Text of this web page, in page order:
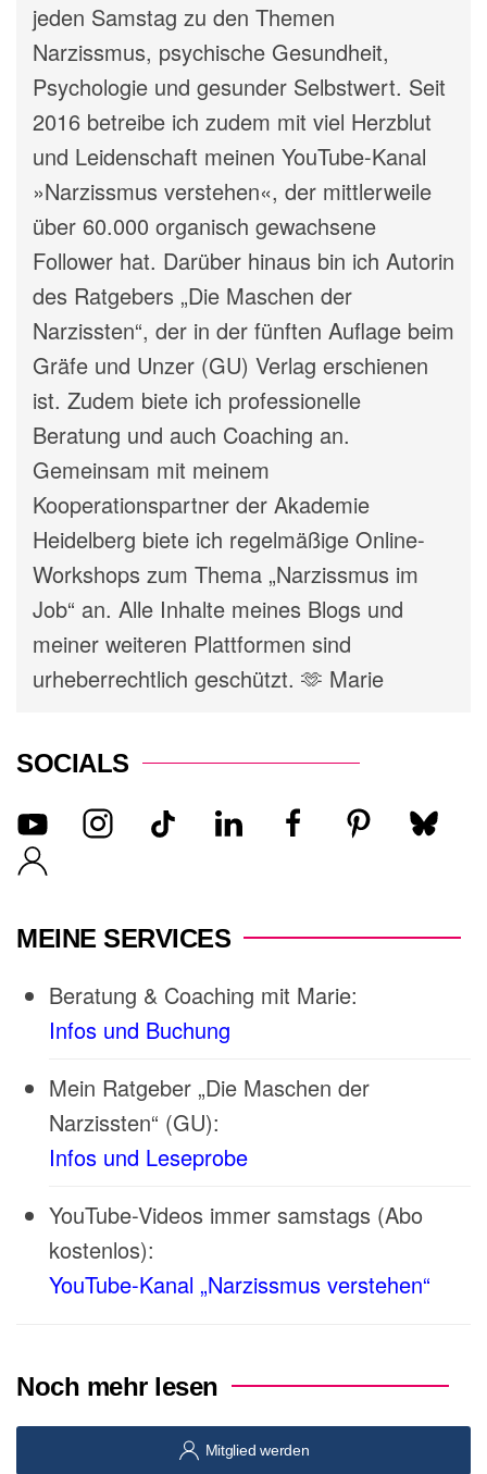
jeden Samstag zu den Themen
Narzissmus, psychische Gesundheit,
Psychologie und gesunder Selbstwert. Seit
2016 betreibe ich zudem mit viel Herzblut
und Leidenschaft meinen YouTube-Kanal
»Narzissmus verstehen«, der mittlerweile
über 60.000 organisch gewachsene
Follower hat. Darüber hinaus bin ich Autorin
des Ratgebers „Die Maschen der
Narzissten“, der in der fünften Auflage beim
Gräfe und Unzer (GU) Verlag erschienen
ist. Zudem biete ich professionelle
Beratung und auch Coaching an.
Gemeinsam mit meinem
Kooperationspartner der Akademie
Heidelberg biete ich regelmäßige Online-
Workshops zum Thema „Narzissmus im
Job“ an. Alle Inhalte meines Blogs und
meiner weiteren Plattformen sind
urheberrechtlich geschützt. 🫶 Marie
SOCIALS
MEINE SERVICES
Beratung & Coaching mit Marie:
Infos und Buchung
Mein Ratgeber „Die Maschen der
Narzissten“ (GU):
Infos und Leseprobe
YouTube-Videos immer samstags (Abo
kostenlos):
YouTube-Kanal „Narzissmus verstehen“
Noch mehr lesen
Mitglied werden